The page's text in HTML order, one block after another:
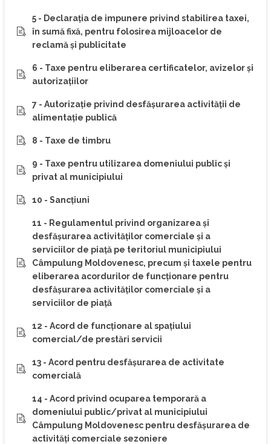
5 - Declaraţia de impunere privind stabilirea taxei,
în sumă fixă, pentru folosirea mijloacelor de
reclamă şi publicitate
6 - Taxe pentru eliberarea certificatelor, avizelor şi
autorizaţiilor
7 - Autorizaţie privind desfăşurarea activităţii de
alimentaţie publică
8 - Taxe de timbru
9 - Taxe pentru utilizarea domeniului public şi
privat al municipiului
10 - Sancţiuni
11 - Regulamentul privind organizarea şi
desfăşurarea activităţilor comerciale şi a
serviciilor de piaţă pe teritoriul municipiului
Câmpulung Moldovenesc, precum şi taxele pentru
eliberarea acordurilor de funcţionare pentru
desfăşurarea activităţilor comerciale şi a
serviciilor de piaţă
12 - Acord de funcţionare al spaţiului
comercial/de prestări servicii
13 - Acord pentru desfăşurarea de activitate
comercială
14 - Acord privind ocuparea temporară a
domeniului public/privat al municipiului
Câmpulung Moldovenesc pentru desfăşurarea de
activităţi comerciale sezoniere